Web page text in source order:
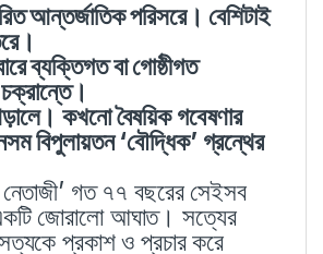
আন্তর্জাতিক পরিসরে। বেশিটাই
ব্যক্তিগত বা গোষ্ঠীগত
কখনো বৈষয়িক গবেষণার
বিপুলায়তন ‘বৌদ্ধিক’ গ্রন্থের
নেতাজী’ গত ৭৭ বছরের সেইসব
জোরালো আঘাত। সত্যের
প্রকাশ ও প্রচার করে